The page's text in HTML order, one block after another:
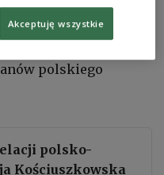
Co roku
dolarów na granty
polskiego
polsko-
Kościuszkowska
Akceptuję wszystkie